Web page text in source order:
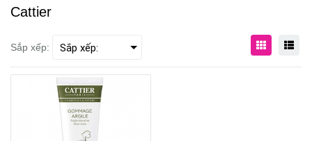
Cattier
Sắp xếp: